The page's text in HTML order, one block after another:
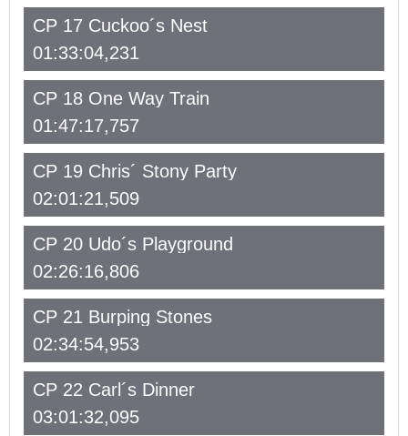
CP 17 Cuckoo´s Nest
01:33:04,231
CP 18 One Way Train
01:47:17,757
CP 19 Chris´ Stony Party
02:01:21,509
CP 20 Udo´s Playground
02:26:16,806
CP 21 Burping Stones
02:34:54,953
CP 22 Carl´s Dinner
03:01:32,095